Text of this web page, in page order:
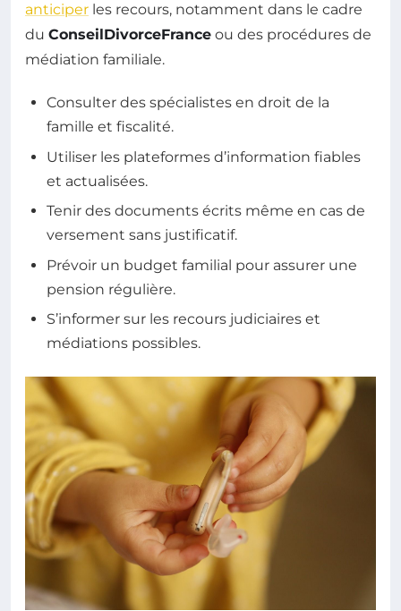
anticiper les recours, notamment dans le cadre
du ConseilDivorceFrance ou des procédures de
médiation familiale.
Consulter des spécialistes en droit de la
famille et fiscalité.
Utiliser les plateformes d’information fiables
et actualisées.
Tenir des documents écrits même en cas de
versement sans justificatif.
Prévoir un budget familial pour assurer une
pension régulière.
S’informer sur les recours judiciaires et
médiations possibles.